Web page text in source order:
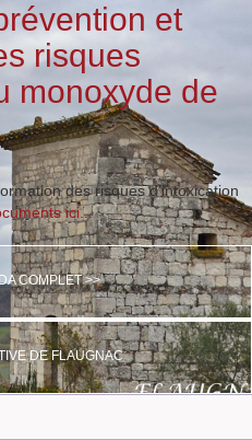
et
risques
monoxyde de
des risques d'intoxication
ici...
COMPLET >>
DE FLAUGNAC